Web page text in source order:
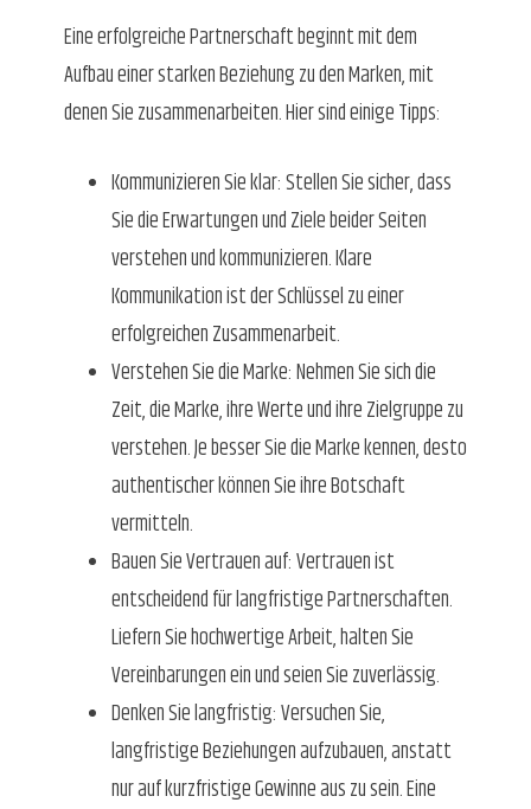
Eine erfolgreiche Partnerschaft beginnt mit dem
Aufbau einer starken Beziehung zu den Marken, mit
denen Sie zusammenarbeiten. Hier sind einige Tipps:
Kommunizieren Sie klar: Stellen Sie sicher, dass
Sie die Erwartungen und Ziele beider Seiten
verstehen und kommunizieren. Klare
Kommunikation ist der Schlüssel zu einer
erfolgreichen Zusammenarbeit.
Verstehen Sie die Marke: Nehmen Sie sich die
Zeit, die Marke, ihre Werte und ihre Zielgruppe zu
verstehen. Je besser Sie die Marke kennen, desto
authentischer können Sie ihre Botschaft
vermitteln.
Bauen Sie Vertrauen auf: Vertrauen ist
entscheidend für langfristige Partnerschaften.
Liefern Sie hochwertige Arbeit, halten Sie
Vereinbarungen ein und seien Sie zuverlässig.
Denken Sie langfristig: Versuchen Sie,
langfristige Beziehungen aufzubauen, anstatt
nur auf kurzfristige Gewinne aus zu sein. Eine